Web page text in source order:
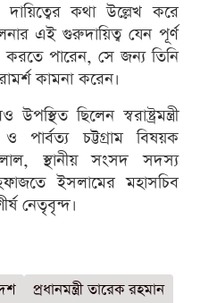
দায়িত্বের কথা উল্লেখ করে
এই গুরুদায়িত্ব যেন পূর্ণ
পারেন, সে জন্য তিনি
কামনা করেন।
ছিলেন স্বরাষ্ট্রমন্ত্রী
চট্টগ্রাম বিষয়ক
স্থানীয় সংসদ সদস্য
ইসলামের মহাসচিব
নেতৃবৃন্দ।
প্রধানমন্ত্রী তারেক রহমান